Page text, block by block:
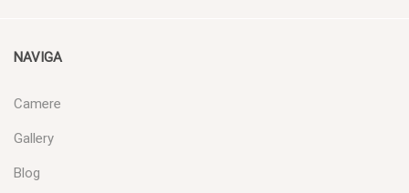
NAVIGA
Camere
Gallery
Blog